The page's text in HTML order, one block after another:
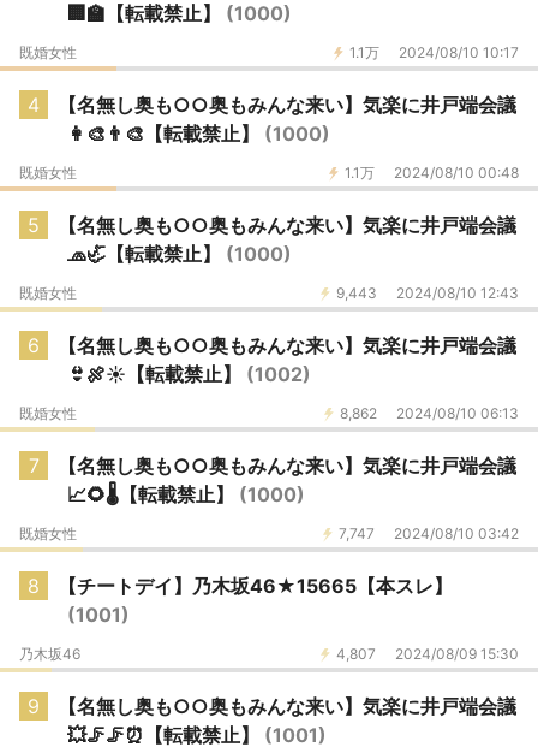
🏢🏫【転載禁止】 (1000)
1.1万 2024/08/10 10:17
既婚女性
4
【名無し奥も○○奥もみんな来い】気楽に井戸端会議
👩‍🎨👨‍🎨【転載禁止】 (1000)
1.1万 2024/08/10 00:48
既婚女性
5
【名無し奥も○○奥もみんな来い】気楽に井戸端会議
🧢🦏【転載禁止】 (1000)
9,443 2024/08/10 12:43
既婚女性
6
【名無し奥も○○奥もみんな来い】気楽に井戸端会議
👙🍖☀️【転載禁止】 (1002)
8,862 2024/08/10 06:13
既婚女性
7
【名無し奥も○○奥もみんな来い】気楽に井戸端会議
📈🌻🌡️【転載禁止】 (1000)
7,747 2024/08/10 03:42
既婚女性
8
【チートデイ】乃木坂46★15665【本スレ】
(1001)
4,807 2024/08/09 15:30
乃木坂46
9
【名無し奥も○○奥もみんな来い】気楽に井戸端会議
💥🦵🦵⏰【転載禁止】 (1001)